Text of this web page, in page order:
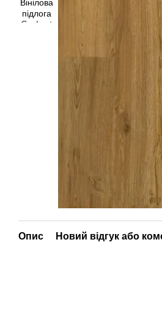
Опис Новий відгук або